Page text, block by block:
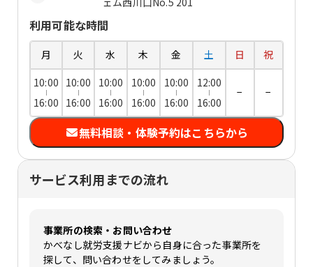
利用可能な時間
月 火 水 木 金 土 日
祝
10:00
16:00
10:00
16:00
10:00
16:00
10:00
16:00
10:00
16:00
12:00
16:00
− −
無料相談・体験予約はこちらから
サービス利用までの流れ
事業所の検索・お問い合わせ
かべなし就労支援ナビから自身に合った事業所を
探して、問い合わせをしてみましょう。